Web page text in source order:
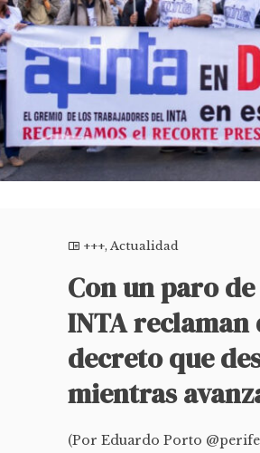
+++,Actualidad
Con un paro
INTA reclaman
decreto que
mientras
(Por Eduardo Porto